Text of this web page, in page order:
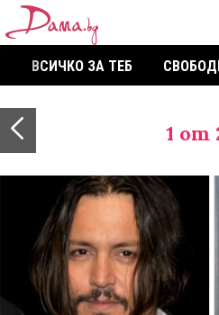
ВСИЧКО ЗА ТЕБ
1 от